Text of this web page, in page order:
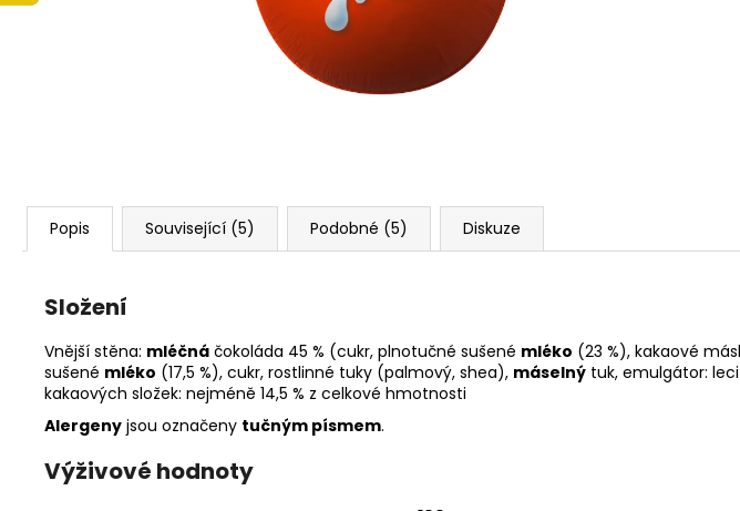
Popis Související (5) Podobné (5) Diskuze
Složení
Vnější stěna: mléčná čokoláda 45 % (cukr, plnotučné sušené mléko (23 %), kakaové
sušené mléko (17,5 %), cukr, rostlinné tuky (palmový, shea), máselný tuk, emulgátor:
kakaových složek: nejméně 14,5 % z celkové hmotnosti
Alergeny jsou označeny tučným písmem.
Výživové hodnoty
ČOKOLÁDKY LINDT EXCELLENCE 70% LINDT LINDOR PRALINKY BÍLÁ
12,5G (8 KS 100G 104,-)(4 KS